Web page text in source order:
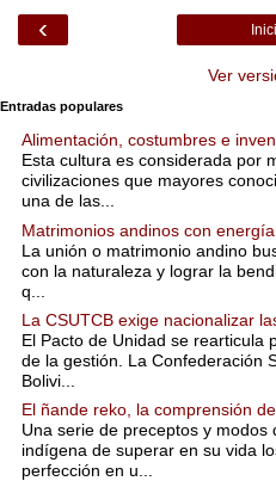
‹
Ver
Entradas populares
Alimentación, costumbres e
Esta cultura es considerada por
civilizaciones que mayores
una de las...
Matrimonios andinos con
La unión o matrimonio andino
con la naturaleza y lograr la
q...
La CSUTCB exige nacionalizar
El Pacto de Unidad se rearticula
de la gestión. La Confederación
Bolivi...
El ñande reko, la comprensión
Una serie de preceptos y
indígena de superar en su vida
perfección en u...